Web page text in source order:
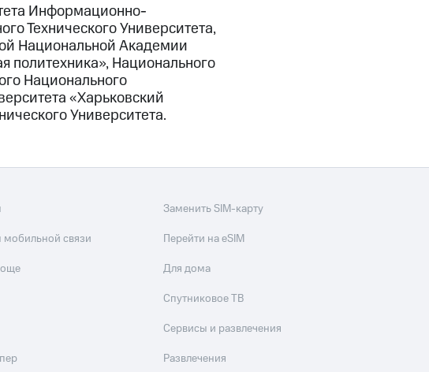
Информационно-
Технического Университета,
Национальной Академии
политехника», Национального
Национального
«Харьковский
Университета.
связи
Заменить SIM-карту
Перейти на eSIM
Для дома
Спутниковое ТВ
Сервисы и развлечения
Развлечения